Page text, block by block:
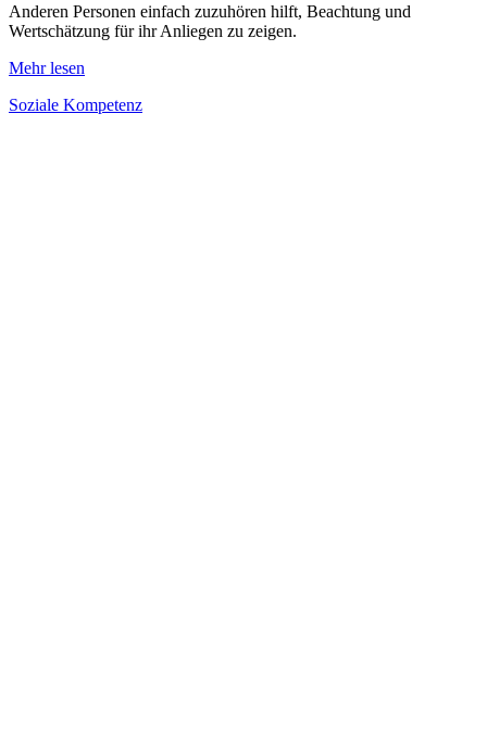
Anderen Personen einfach zuzuhören hilft, Beachtung und
Wertschätzung für ihr Anliegen zu zeigen.
Mehr lesen
Soziale Kompetenz